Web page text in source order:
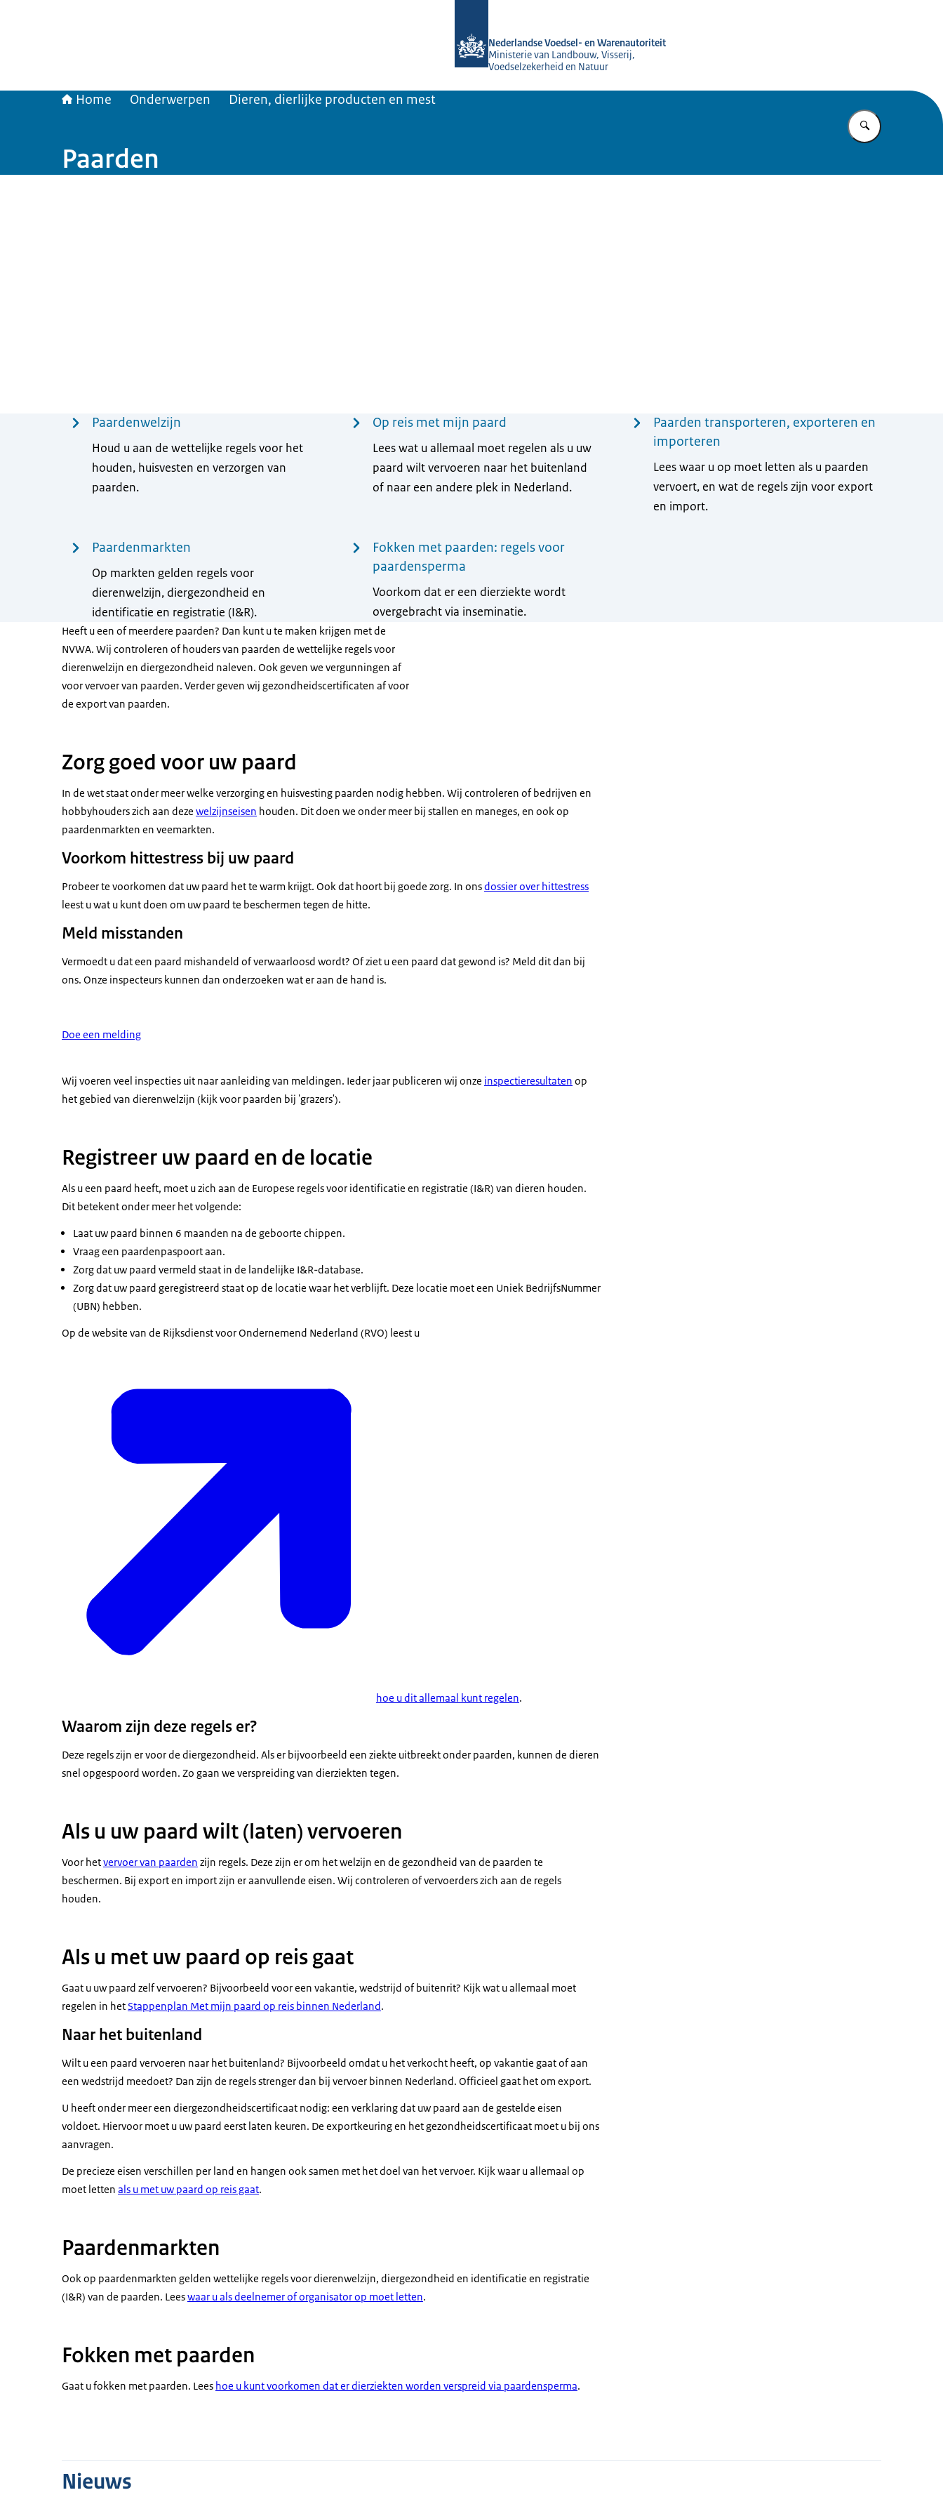
Nederlandse Voedsel- en Warenautoriteit
Ministerie van Landbouw, Visserij,
Voedselzekerheid en Natuur
Home Onderwerpen Dieren, dierlijke producten en mest
Vul in wat u
Paarden
Paardenwelzijn
Houd u aan de wettelijke regels voor het
houden, huisvesten en verzorgen van
paarden.
Op reis met mijn paard
Lees wat u allemaal moet regelen als u uw
paard wilt vervoeren naar het buitenland
of naar een andere plek in Nederland.
Paarden transporteren, exporteren en
importeren
Lees waar u op moet letten als u paarden
vervoert, en wat de regels zijn voor export
en import.
Paardenmarkten
Op markten gelden regels voor
dierenwelzijn, diergezondheid en
identificatie en registratie (I&R).
Fokken met paarden: regels voor
paardensperma
Voorkom dat er een dierziekte wordt
overgebracht via inseminatie.
Heeft u een of meerdere paarden? Dan kunt u te maken krijgen met de
NVWA. Wij controleren of houders van paarden de wettelijke regels voor
dierenwelzijn en diergezondheid naleven. Ook geven we vergunningen af
voor vervoer van paarden. Verder geven wij gezondheidscertificaten af voor
de export van paarden.
Zorg goed voor uw paard
In de wet staat onder meer welke verzorging en huisvesting paarden nodig hebben. Wij controleren of bedrijven en
hobbyhouders zich aan deze welzijnseisen houden. Dit doen we onder meer bij stallen en maneges, en ook op
paardenmarkten en veemarkten.
Voorkom hittestress bij uw paard
Probeer te voorkomen dat uw paard het te warm krijgt. Ook dat hoort bij goede zorg. In onsdossier over hittestress
leest u wat u kunt doen om uw paard te beschermen tegen de hitte.
Meld misstanden
Vermoedt u dat een paard mishandeld of verwaarloosd wordt? Of ziet u een paard dat gewond is? Meld dit dan bij
ons. Onze inspecteurs kunnen dan onderzoeken wat er aan de hand is.
Doe een melding
Wij voeren veel inspecties uit naar aanleiding van meldingen. Ieder jaar publiceren wij onze inspectieresultaten op
het gebied van dierenwelzijn (kijk voor paarden bij 'grazers').
Registreer uw paard en de locatie
Als u een paard heeft, moet u zich aan de Europese regels voor identificatie en registratie (I&R) van dieren houden.
Dit betekent onder meer het volgende:
Laat uw paard binnen 6 maanden na de geboorte chippen.
Vraag een paardenpaspoort aan.
Zorg dat uw paard vermeld staat in de landelijke I&R-database.
Zorg dat uw paard geregistreerd staat op de locatie waar het verblijft. Deze locatie moet een Uniek BedrijfsNummer
(UBN) hebben.
Op de website van de Rijksdienst voor Ondernemend Nederland (RVO) leest u
hoe u dit allemaal kunt regelen.
Waarom zijn deze regels er?
Deze regels zijn er voor de diergezondheid. Als er bijvoorbeeld een ziekte uitbreekt onder paarden, kunnen de dieren
snel opgespoord worden. Zo gaan we verspreiding van dierziekten tegen.
Als u uw paard wilt (laten) vervoeren
Voor hetvervoer van paarden zijn regels. Deze zijn er om het welzijn en de gezondheid van de paarden te
beschermen. Bij export en import zijn er aanvullende eisen. Wij controleren of vervoerders zich aan de regels
houden.
Als u met uw paard op reis gaat
Gaat u uw paard zelf vervoeren? Bijvoorbeeld voor een vakantie, wedstrijd of buitenrit? Kijk wat u allemaal moet
regelen in hetStappenplan Met mijn paard op reis binnen Nederland.
Naar het buitenland
Wilt u een paard vervoeren naar het buitenland? Bijvoorbeeld omdat u het verkocht heeft, op vakantie gaat of aan
een wedstrijd meedoet? Dan zijn de regels strenger dan bij vervoer binnen Nederland. Officieel gaat het om export.
U heeft onder meer een diergezondheidscertificaat nodig: een verklaring dat uw paard aan de gestelde eisen
voldoet. Hiervoor moet u uw paard eerst laten keuren. De exportkeuring en het gezondheidscertificaat moet u bij ons
aanvragen.
De precieze eisen verschillen per land en hangen ook samen met het doel van het vervoer. Kijk waar u allemaal op
moet letten als u met uw paard op reis gaat.
Paardenmarkten
Ook op paardenmarkten gelden wettelijke regels voor dierenwelzijn, diergezondheid en identificatie en registratie
(I&R) van de paarden. Leeswaar u als deelnemer of organisator op moet letten.
Fokken met paarden
Gaat u fokken met paarden. Lees hoe u kunt voorkomen dat er dierziekten worden verspreid via paardensperma.
Nieuws